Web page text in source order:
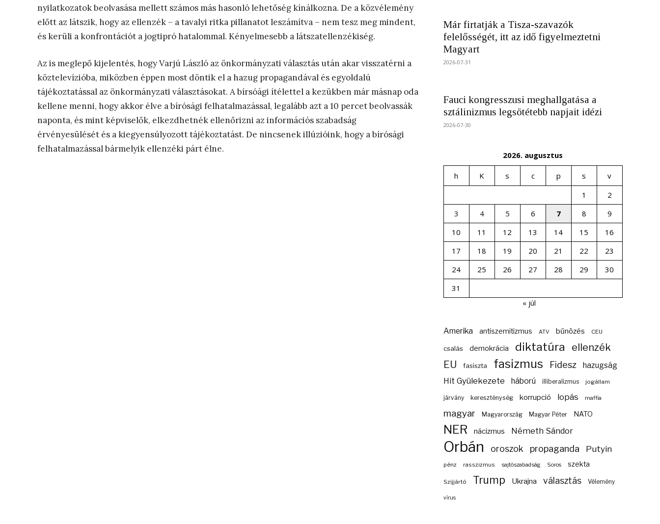
nyilatkozatok beolvasása mellett számos más hasonló lehetőség kínálkozna. De a közvélemény
előtt az látszik, hogy az ellenzék – a tavalyi ritka pillanatot leszámítva – nem tesz meg mindent,
és kerüli a konfrontációt a jogtipró hatalommal. Kényelmesebb a látszatellenzékiség.
Az is meglepő kijelentés, hogy Varjú László az önkormányzati választás után akar visszatérni a
köztelevízióba, miközben éppen most döntik el a hazug propagandával és egyoldalú
tájékoztatással az önkormányzati választásokat. A bírsóági ítélettel a kezükben már másnap oda
kellene menni, hogy akkor élve a bírósági felhatalmazással, legalább azt a 10 percet beolvassák
naponta, és mint képviselők, elkezdhetnék ellenőrizni az információs szabadság
érvényesülését és a kiegyensúlyozott tájékoztatást. De nincsenek illúzióink, hogy a bírósági
felhatalmazással bármelyik ellenzéki párt élne.
Már firtatják a Tisza-szavazók
felelősségét, itt az idő figyelmeztetni
Magyart
2026-07-31
Fauci kongresszusi meghallgatása a
sztálinizmus legsötétebb napjait idézi
2026-07-30
2026. augusztus
h K s c p s
v
1
2
3
4 5 6 7 8
9
10
11 12 13 14 15
16
17
18 19 20 21 22
23
24
25 26 27 28 29
30
31
« júl
Amerika antiszemitizmus ATV bűnözés CEU
csalás demokrácia diktatúra ellenzék
EU fasiszta fasizmus Fidesz hazugság
Hit Gyülekezete háború illiberalizmus jogállam
járvány kereszténység korrupció lopás maffia
magyar Magyarország Magyar Péter NATO
NER nácizmus Németh Sándor
Orbán oroszok propaganda Putyin
pénz rasszizmus sajtószabadság Soros szekta
Szijjártó Trump Ukrajna választás Vélemény
vírus